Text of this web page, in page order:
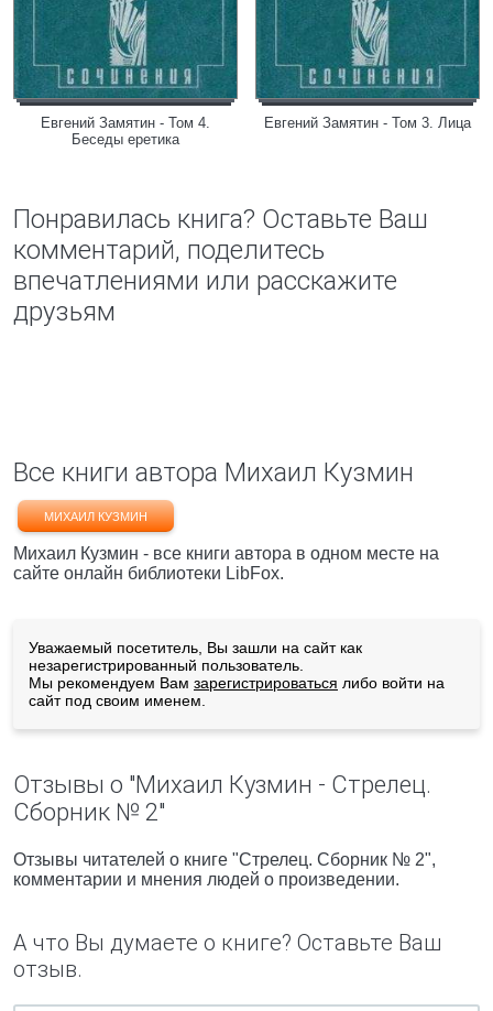
Евгений Замятин - Том 4.
Беседы еретика
Евгений Замятин - Том 3. Лица
Понравилась книга? Оставьте Ваш
комментарий, поделитесь
впечатлениями или расскажите
друзьям
Все книги автора Михаил Кузмин
МИХАИЛ КУЗМИН
Михаил Кузмин - все книги автора в одном месте на
сайте онлайн библиотеки LibFox.
Уважаемый посетитель, Вы зашли на сайт как
незарегистрированный пользователь.
Мы рекомендуем Вам зарегистрироваться либо войти на
сайт под своим именем.
Отзывы о "Михаил Кузмин - Стрелец.
Сборник № 2"
Отзывы читателей о книге "Стрелец. Сборник № 2",
комментарии и мнения людей о произведении.
А что Вы думаете о книге? Оставьте Ваш
отзыв.